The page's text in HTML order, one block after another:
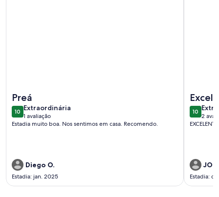
Preá
1010 de 10
Extraordinária
extraordinária
1 avaliação
(1
Estadia muito boa. Nos sentimos em casa. Recomendo.
Diego O.
Estadia: jan. 2025
1010 de 10
2
(2
Estadia: